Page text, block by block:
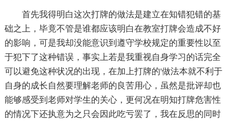
首先我得明白这次打牌的做法是建立在知错犯错的基
础之上，毕竟不管是谁都应该明白在教室打牌会造成不好
的影响，可是我却没能意识到遵守学校规定的重要性以至
于犯下了这种错误，事实上若是我重视自身学习的话完全
可以避免这种状况的出现，在加上打牌的'做法本就不利于
自身的成长自然要理解老师的良苦用心，虽然是批评却也
能够感受到老师对学生的关心，更何况在明知打牌危害性
的情况下还执意为之只会因此吃亏罢了，我在反思的同时